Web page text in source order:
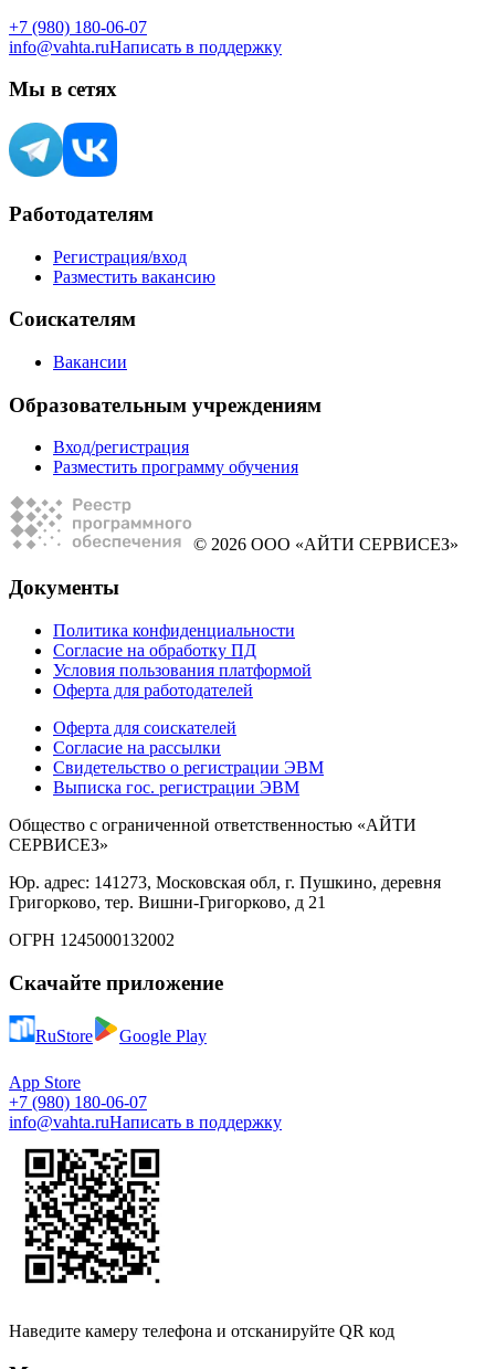
+7 (980) 180-06-07
info@vahta.ruНаписать в поддержку
Мы в сетях
Работодателям
Регистрация/вход
Разместить вакансию
Соискателям
Вакансии
Образовательным учреждениям
Вход/регистрация
Разместить программу обучения
© 2026 ООО «АЙТИ СЕРВИСЕЗ»
Документы
Политика конфиденциальности
Согласие на обработку ПД
Условия пользования платформой
Оферта для работодателей
Оферта для соискателей
Согласие на рассылки
Свидетельство о регистрации ЭВМ
Выписка гос. регистрации ЭВМ
Общество с ограниченной ответственностью «АЙТИ
СЕРВИСЕЗ»
Юр. адрес: 141273, Московская обл, г. Пушкино, деревня
Григорково, тер. Вишни-Григорково, д 21
ОГРН 1245000132002
Скачайте приложение
RuStore Google Play
App Store
+7 (980) 180-06-07
info@vahta.ruНаписать в поддержку
Наведите камеру телефона и отсканируйте QR код